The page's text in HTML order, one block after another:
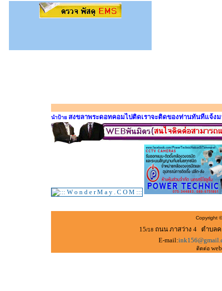
นำป้าย สงขลาพระดอทคอมไปติดเราจะติดของท่านทันทีแจ้งม
Copyright
15/18 ถนน ภาสว่าง 4 ตำบล
E-mail:
ติดต่อ